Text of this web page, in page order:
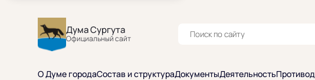
Дума Сургута
Официальный сайт
О Думе городаСостав и структураДокументыДеятельность